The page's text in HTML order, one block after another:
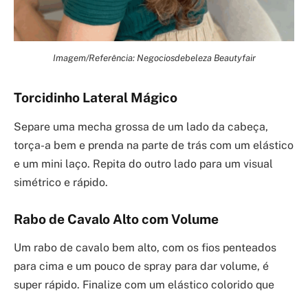
Imagem/Referência: Negociosdebeleza Beautyfair
Torcidinho Lateral Mágico
Separe uma mecha grossa de um lado da cabeça,
torça-a bem e prenda na parte de trás com um elástico
e um mini laço. Repita do outro lado para um visual
simétrico e rápido.
Rabo de Cavalo Alto com Volume
Um rabo de cavalo bem alto, com os fios penteados
para cima e um pouco de spray para dar volume, é
super rápido. Finalize com um elástico colorido que